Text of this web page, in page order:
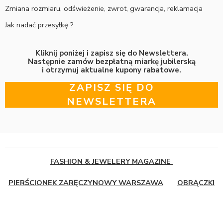
Zmiana rozmiaru, odświeżenie, zwrot, gwarancja, reklamacja
Jak nadać przesyłkę ?
Kliknij poniżej i zapisz się do Newslettera.
Następnie zamów bezpłatną miarkę jubilerską
i otrzymuj aktualne kupony rabatowe.
ZAPISZ SIĘ DO
NEWSLETTERA
FASHION & JEWELERY MAGAZINE
PIERŚCIONEK ZARĘCZYNOWY WARSZAWA OBRĄCZKI